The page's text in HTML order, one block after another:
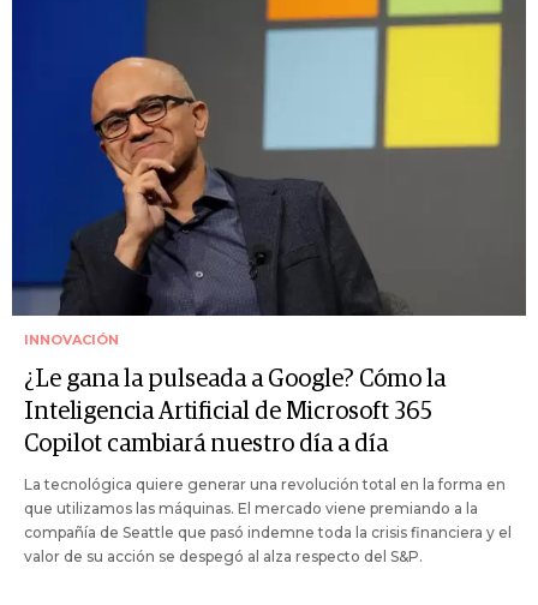
INNOVACIÓN
¿Le gana la pulseada a Google? Cómo la
Inteligencia Artificial de Microsoft 365
Copilot cambiará nuestro día a día
La tecnológica quiere generar una revolución total en la forma en
que utilizamos las máquinas. El mercado viene premiando a la
compañía de Seattle que pasó indemne toda la crisis financiera y el
valor de su acción se despegó al alza respecto del S&P.